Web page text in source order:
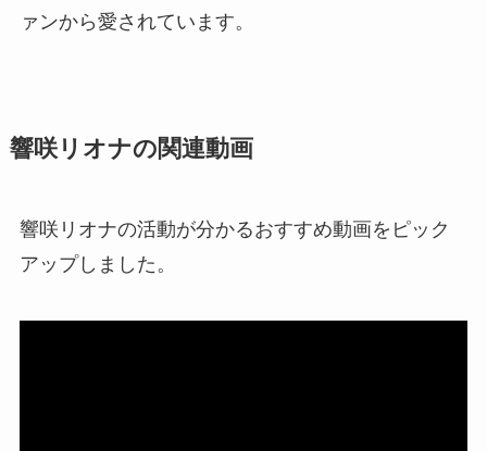
ァンから愛されています。
響咲リオナの関連動画
響咲リオナの活動が分かるおすすめ動画をピック
アップしました。